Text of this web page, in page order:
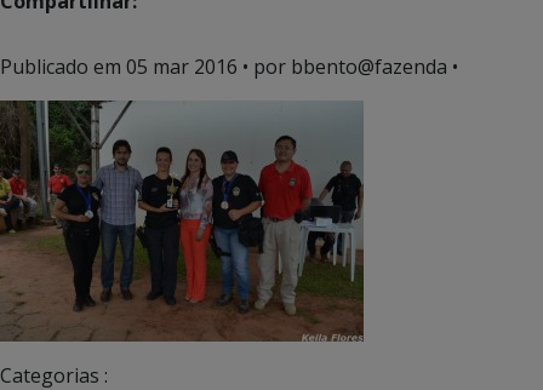
Publicado em 05 mar 2016 • por bbento@fazenda •
Categorias :